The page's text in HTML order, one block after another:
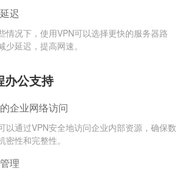
迟
情况下，使用VPN可以选择更快的服务器路
少延迟，提高网速。
办公支持
企业网络访问
以通过VPN安全地访问企业内部资源，确保数
密性和完整性。
理